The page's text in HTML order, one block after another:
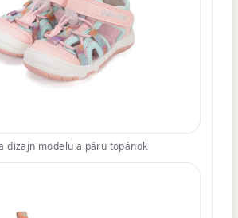
dizajn modelu a páru topánok